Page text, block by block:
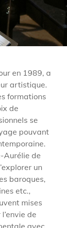
en 1989, a
artistique.
formations
de
se
pouvant
Aurélie de
un
baroques,
etc.,
mises
de